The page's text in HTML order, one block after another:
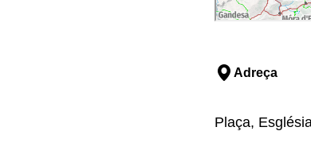
Adreça
Plaça,